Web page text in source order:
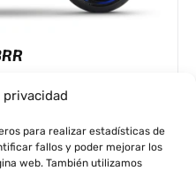
privacidad
para realizar estadísticas de
fallos y poder mejorar los
web. También utilizamos